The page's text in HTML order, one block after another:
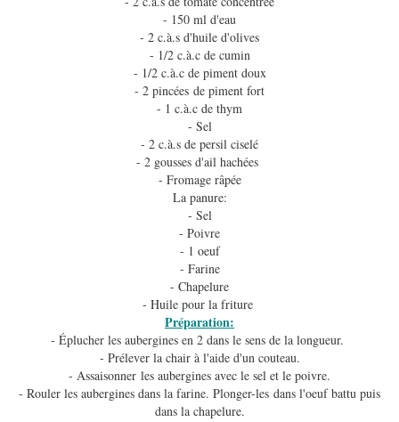
- 150 ml d'eau
- 2 c.à.s d'huile d'olives
- 1/2 c.à.c de cumin
- 1/2 c.à.c de piment doux
- 2 pincées de piment fort
- 1 c.à.c de thym
- Sel
- 2 c.à.s de persil ciselé
- 2 gousses d'ail hachées
- Fromage râpée
La panure:
- Sel
- Poivre
- 1 oeuf
- Farine
- Chapelure
- Huile pour la friture
Préparation:
- Éplucher les aubergines en 2 dans le sens de la longueur.
- Prélever la chair à l'aide d'un couteau.
- Assaisonner les aubergines avec le sel et le poivre.
- Rouler les aubergines dans la farine. Plonger-les dans l'oeuf battu puis
dans la chapelure.